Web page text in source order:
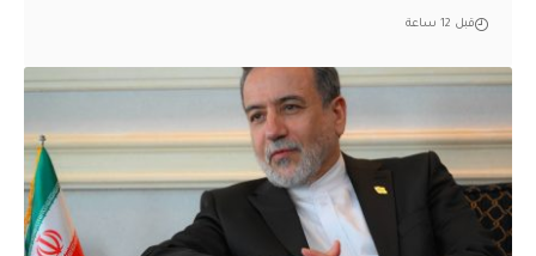
قبل 12 ساعة